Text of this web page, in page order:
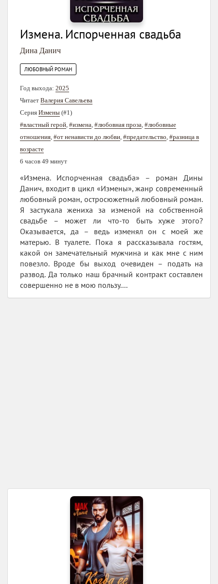
Измена. Испорченная свадьба
Дина Данич
ЛЮБОВНЫЙ РОМАН
Год выхода: 2025
Читает Валерия Савельева
Серия Измены (#1)
#властный герой, #измена, #любовная проза, #любовные
отношения, #от ненависти до любви, #предательство, #разница в
возрасте
6 часов 49 минут
«Измена. Испорченная свадьба» – роман Дины
Данич, входит в цикл «Измены», жанр современный
любовный роман, остросюжетный любовный роман.
Я застукала жениха за изменой на собственной
свадьбе – может ли что-то быть хуже этого?
Оказывается, да – ведь изменял он с моей же
матерью. В туалете. Пока я рассказывала гостям,
какой он замечательный мужчина и как мне с ним
повезло. Вроде бы выход очевиден – подать на
развод. Да только наш брачный контракт составлен
совершенно не в мою пользу....